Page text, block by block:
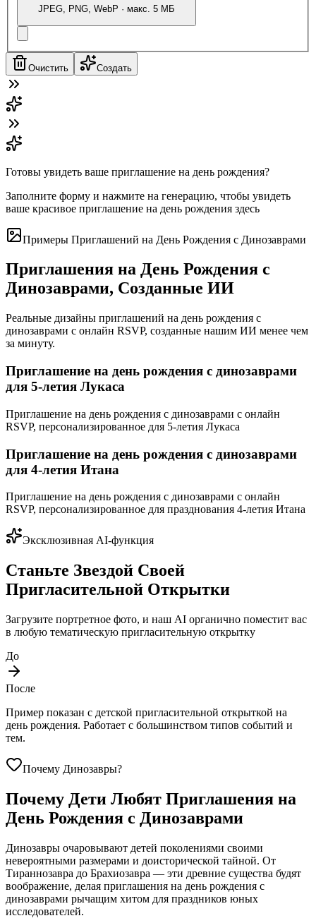
JPEG, PNG, WebP · макс. 5 МБ
Очистить Создать
Готовы увидеть ваше приглашение на день рождения?
Заполните форму и нажмите на генерацию, чтобы увидеть
ваше красивое приглашение на день рождения здесь
Примеры Приглашений на День Рождения с Динозаврами
Приглашения на День Рождения с
Динозаврами, Созданные ИИ
Реальные дизайны приглашений на день рождения с
динозаврами с онлайн RSVP, созданные нашим ИИ менее чем
за минуту.
Приглашение на день рождения с динозаврами
для 5-летия Лукаса
Приглашение на день рождения с динозаврами с онлайн
RSVP, персонализированное для 5-летия Лукаса
Приглашение на день рождения с динозаврами
для 4-летия Итана
Приглашение на день рождения с динозаврами с онлайн
RSVP, персонализированное для празднования 4-летия Итана
Эксклюзивная AI-функция
Станьте Звездой Своей
Пригласительной Открытки
Загрузите портретное фото, и наш AI органично поместит вас
в любую тематическую пригласительную открытку
До
После
Пример показан с детской пригласительной открыткой на
день рождения. Работает с большинством типов событий и
тем.
Почему Динозавры?
Почему Дети Любят Приглашения на
День Рождения с Динозаврами
Динозавры очаровывают детей поколениями своими
невероятными размерами и доисторической тайной. От
Тираннозавра до Брахиозавра — эти древние существа будят
воображение, делая приглашения на день рождения с
динозаврами рычащим хитом для праздников юных
исследователей.